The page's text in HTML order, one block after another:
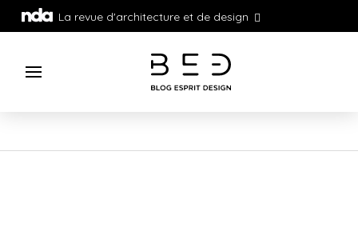
La revue d'architecture et de design